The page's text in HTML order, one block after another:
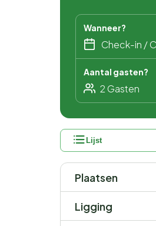
Wanneer?
Aantal gasten?
Lijst
Plaatsen
Ligging